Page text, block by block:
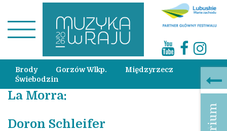
Brody Gorzów Wlkp.
Międzyrzecz
Świebodzin
La Morra:
Doron Schleifer